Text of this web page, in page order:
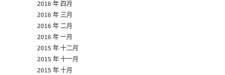
2016 年 四月
2016 年 三月
2016 年 二月
2016 年 一月
2015 年 十二月
2015 年 十一月
2015 年 十月